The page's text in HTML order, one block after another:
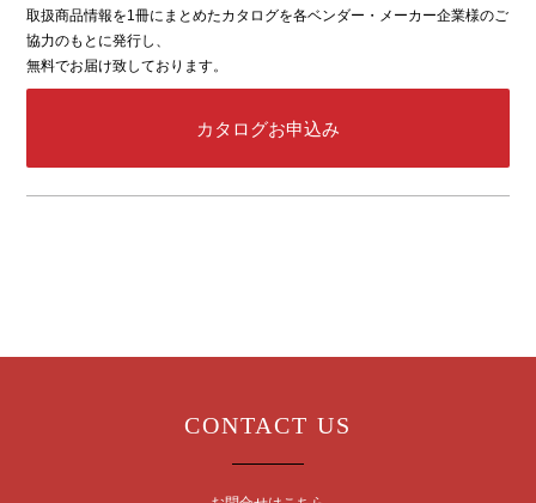
取扱商品情報を1冊にまとめたカタログを各ベンダー・メーカー企業様のご
協力のもとに発行し、
無料でお届け致しております。
カタログお申込み
CONTACT US